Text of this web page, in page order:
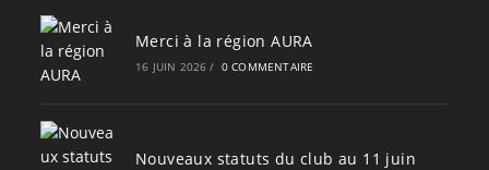
Merci à la région AURA
16 JUIN 2026 / 0 COMMENTAIRE
Nouveaux statuts du club au 11 juin